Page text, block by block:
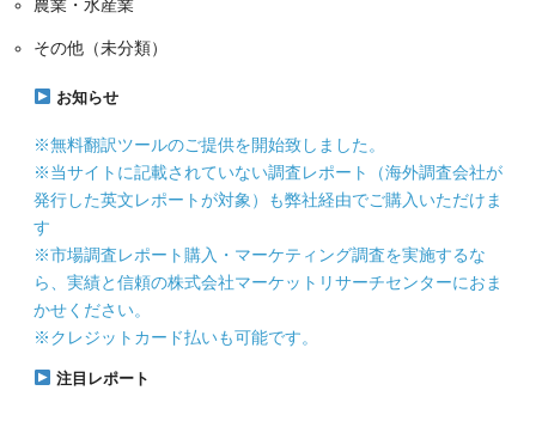
農業・水産業
その他（未分類）
お知らせ
※無料翻訳ツールのご提供を開始致しました。
※当サイトに記載されていない調査レポート（海外調査会社が
発行した英文レポートが対象）も弊社経由でご購入いただけま
す
※市場調査レポート購入・マーケティング調査を実施するな
ら、実績と信頼の株式会社マーケットリサーチセンターにおま
かせください。
※クレジットカード払いも可能です。
注目レポート